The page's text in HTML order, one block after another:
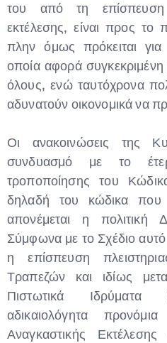
του από τη επίσπευση
εκτέλεσης, είναι προς
πλην όμως πρόκειται για
οποία αφορά συγκεκριμένη
όλους, ενώ ταυτόχρονα
αδυνατούν οικονομικά να
Οι ανακοινώσεις της
συνδυασμό με το
τροποποίησης του
δηλαδή του κώδικα που
απονέμεται η πολιτική
Σύμφωνα με το Σχέδιο αυτό
η επίσπευση
Τραπεζών και ιδίως
Πιστωτικά Ιδρύματα
αδικαιολόγητα
Αναγκαστικής